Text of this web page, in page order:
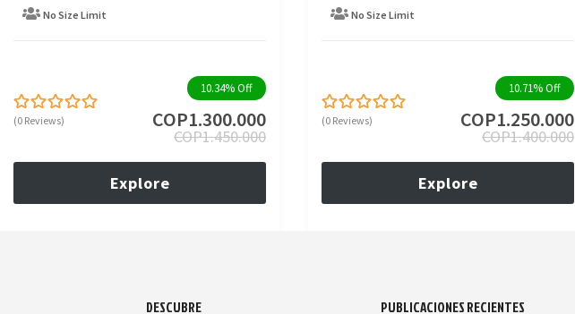
No Size Limit
10.34%Off
COP1.300.000
COP1.450.000
0
5
(0 Reviews)
Explore
No Size Limit
10.71%Off
COP1.250.000
COP1.400.000
0
5
(0 Reviews)
Explore
DESCUBRE PUBLICACIONES RECIENTES